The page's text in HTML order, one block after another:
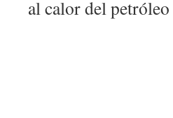
al calor del